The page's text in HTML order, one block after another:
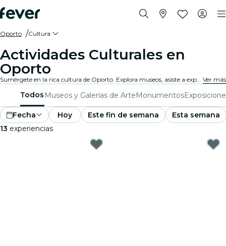
Oporto Cultura
Actividades Culturales en
Oporto
Sumérgete en la rica cultura de Oporto. Explora museos, asiste a exposiciones y participa en eventos culturales que expanden tus horizontes. Ver más
Todos Museos y Galerías de ArteMonumentos
Fecha Hoy Este fin de semana
Esta semana
13 experiencias